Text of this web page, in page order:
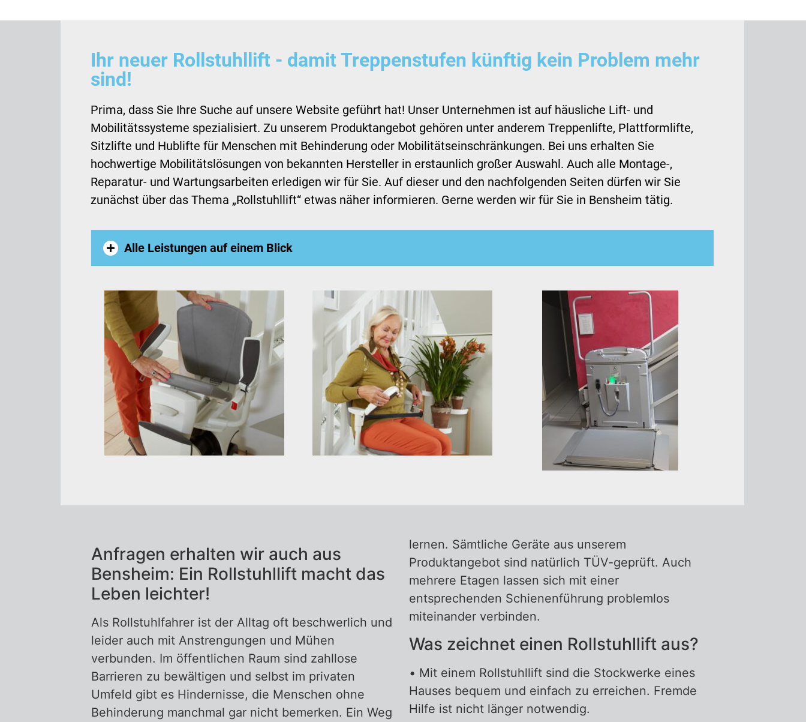
Ihr neuer Rollstuhllift - damit Treppenstufen künftig kein Problem mehr
sind!
Prima, dass Sie Ihre Suche auf unsere Website geführt hat! Unser Unternehmen ist auf häusliche Lift- und
Mobilitätssysteme spezialisiert. Zu unserem Produktangebot gehören unter anderem Treppenlifte, Plattformlifte,
Sitzlifte und Hublifte für Menschen mit Behinderung oder Mobilitätseinschränkungen. Bei uns erhalten Sie
hochwertige Mobilitätslösungen von bekannten Hersteller in erstaunlich großer Auswahl. Auch alle Montage-,
Reparatur- und Wartungsarbeiten erledigen wir für Sie. Auf dieser und den nachfolgenden Seiten dürfen wir Sie
zunächst über das Thema „Rollstuhllift“ etwas näher informieren. Gerne werden wir für Sie in Bensheim tätig.
Alle Leistungen auf einem Blick
Außenlift
Homelift
Hublift
Plattformlift
Seniorenlift
Treppenaufzug
Treppenlift
Zurück zur Übersicht – Rollstuhllift
Anfragen erhalten wir auch aus
Bensheim: Ein Rollstuhllift macht das
Leben leichter!
Als Rollstuhlfahrer ist der Alltag oft beschwerlich und
leider auch mit Anstrengungen und Mühen
verbunden. Im öffentlichen Raum sind zahllose
Barrieren zu bewältigen und selbst im privaten
Umfeld gibt es Hindernisse, die Menschen ohne
Behinderung manchmal gar nicht bemerken. Ein Weg
lernen. Sämtliche Geräte aus unserem
Produktangebot sind natürlich TÜV-geprüft. Auch
mehrere Etagen lassen sich mit einer
entsprechenden Schienenführung problemlos
miteinander verbinden.
Was zeichnet einen Rollstuhllift aus?
• Mit einem Rollstuhllift sind die Stockwerke eines
Hauses bequem und einfach zu erreichen. Fremde
Hilfe ist nicht länger notwendig.